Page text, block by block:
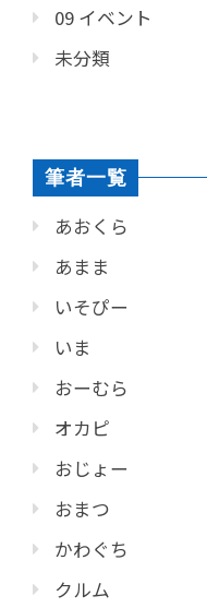
09 イベント
未分類
筆者一覧
あおくら
あまま
いそぴー
いま
おーむら
オカピ
おじょー
おまつ
かわぐち
クルム